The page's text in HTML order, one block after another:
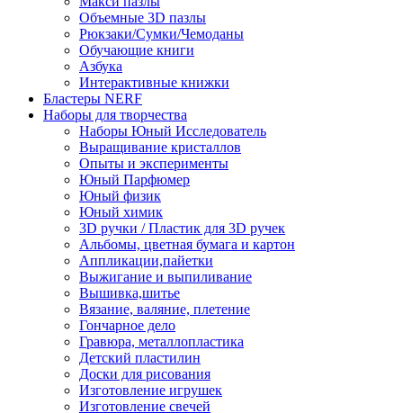
Объемные 3D пазлы
Рюкзаки/Сумки/Чемоданы
Обучающие книги
Азбука
Интерактивные книжки
Бластеры NERF
Наборы для творчества
Наборы Юный Исследователь
Выращивание кристаллов
Опыты и эксперименты
Юный Парфюмер
Юный физик
Юный химик
3D ручки / Пластик для 3D ручек
Альбомы, цветная бумага и картон
Аппликации,пайетки
Выжигание и выпиливание
Вышивка,шитье
Вязание, валяние, плетение
Гончарное дело
Гравюра, металлопластика
Детский пластилин
Доски для рисования
Изготовление игрушек
Изготовление свечей